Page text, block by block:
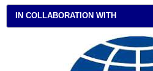
IN COLLABORATION WITH